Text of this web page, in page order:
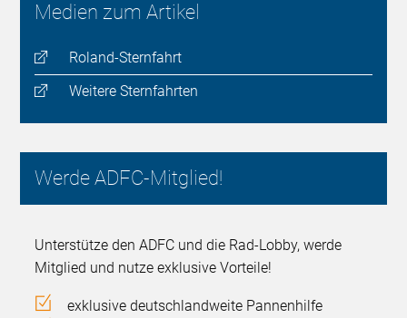
Medien zum Artikel
Roland-Sternfahrt
Weitere Sternfahrten
Werde ADFC-Mitglied!
Unterstütze den ADFC und die Rad-Lobby, werde
Mitglied und nutze exklusive Vorteile!
exklusive deutschlandweite Pannenhilfe